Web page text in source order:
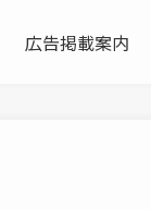
広告掲載案内